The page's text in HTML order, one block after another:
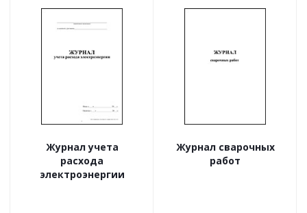
Журнал учета
расхода
электроэнергии
Журнал сварочных
работ